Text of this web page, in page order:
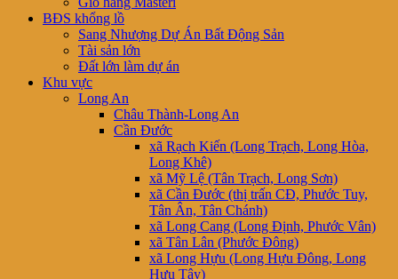
BĐS khổng lồ
Sang Nhượng Dự Án Bất Động Sản
Tài sản lớn
Đất lớn làm dự án
Khu vực
Long An
Châu Thành-Long An
Cần Đước
xã Rạch Kiến (Long Trạch, Long Hòa,
Long Khê)
xã Mỹ Lệ (Tân Trạch, Long Sơn)
xã Cần Đước (thị trấn CĐ, Phước Tuy,
Tân Ân, Tân Chánh)
xã Long Cang (Long Định, Phước Vân)
xã Tân Lân (Phước Đông)
xã Long Hựu (Long Hựu Đông, Long
Hựu Tây)